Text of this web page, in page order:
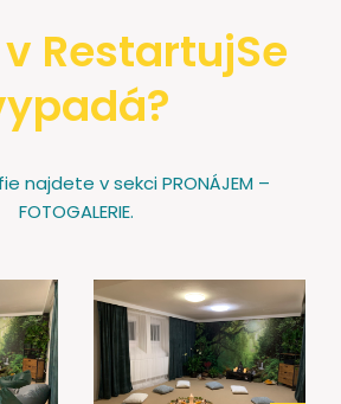
RestartujSe
najdete v sekci PRONÁJEM –
FOTOGALERIE.